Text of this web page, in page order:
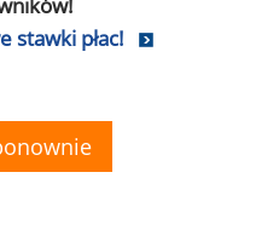
stawki płac!